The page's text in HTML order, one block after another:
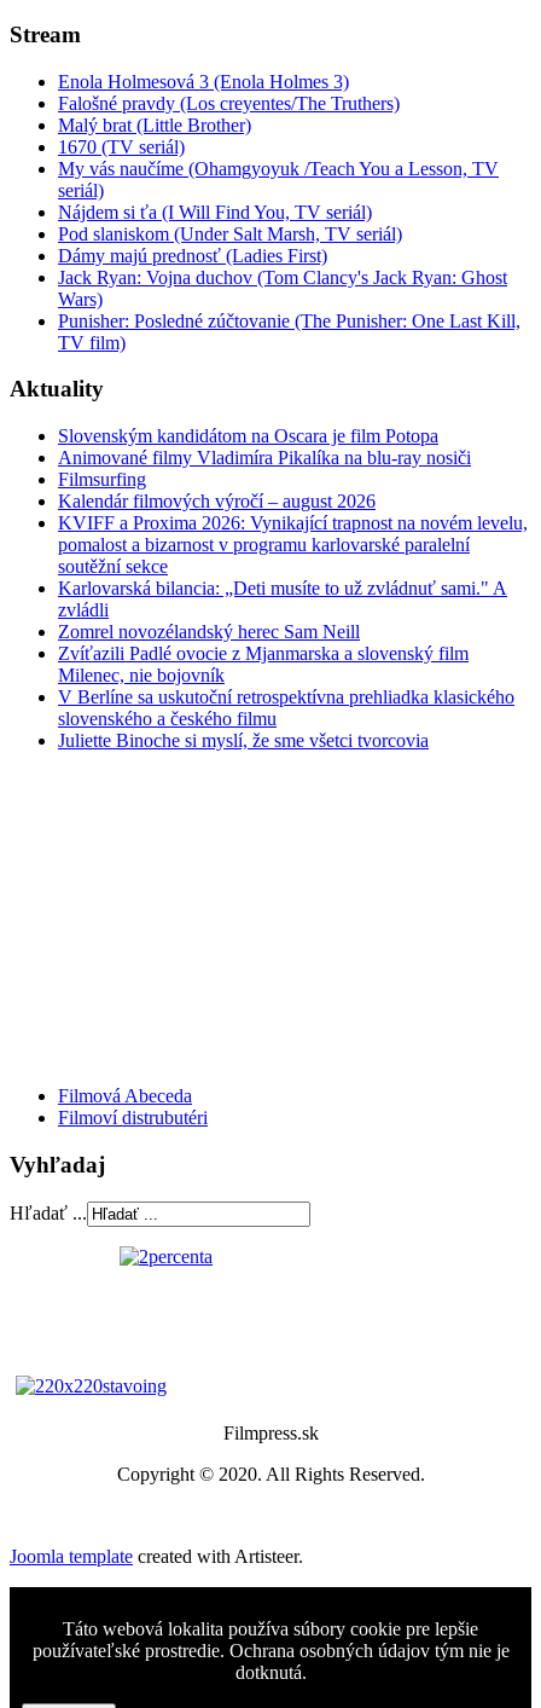
Stream
Enola Holmesová 3 (Enola Holmes 3)
Falošné pravdy (Los creyentes/The Truthers)
Malý brat (Little Brother)
1670 (TV seriál)
My vás naučíme (Ohamgyoyuk /Teach You a Lesson, TV
seriál)
Nájdem si ťa (I Will Find You, TV seriál)
Pod slaniskom (Under Salt Marsh, TV seriál)
Dámy majú prednosť (Ladies First)
Jack Ryan: Vojna duchov (Tom Clancy's Jack Ryan: Ghost
Wars)
Punisher: Posledné zúčtovanie (The Punisher: One Last Kill,
TV film)
Aktuality
Slovenským kandidátom na Oscara je film Potopa
Animované filmy Vladimíra Pikalíka na blu-ray nosiči
Filmsurfing
Kalendár filmových výročí – august 2026
KVIFF a Proxima 2026: Vynikající trapnost na novém levelu,
pomalost a bizarnost v programu karlovarské paralelní
soutěžní sekce
Karlovarská bilancia: „Deti musíte to už zvládnuť sami." A
zvládli
Zomrel novozélandský herec Sam Neill
Zvíťazili Padlé ovocie z Mjanmarska a slovenský film
Milenec, nie bojovník
V Berlíne sa uskutoční retrospektívna prehliadka klasického
slovenského a českého filmu
Juliette Binoche si myslí, že sme všetci tvorcovia
Filmová Abeceda
Filmoví distrubutéri
Vyhľadaj
Hľadať ...
Filmpress.sk
Copyright © 2020. All Rights Reserved.
Joomla template created with Artisteer.
Táto webová lokalita používa súbory cookie pre lepšie
používateľské prostredie. Ochrana osobných údajov tým nie je
dotknutá.